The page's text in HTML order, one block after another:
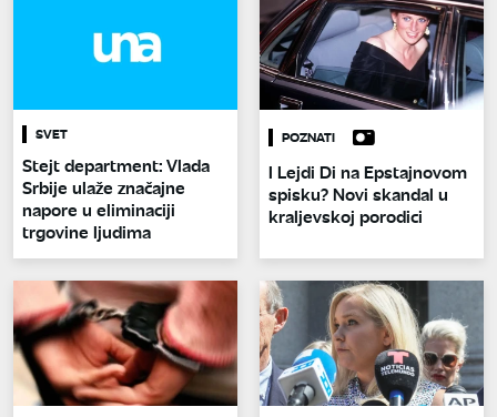
SVET
Stejt department: Vlada
Srbije ulaže značajne
napore u eliminaciji
trgovine ljudima
POZNATI
I Lejdi Di na Epstajnovom
spisku? Novi skandal u
kraljevskoj porodici